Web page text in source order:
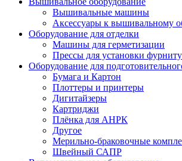
Вышивальные машины
Аксессуары к вышивальному
Оборудование для отделки
Машины для герметизации
Прессы для установки
Оборудование для
Бумага и Картон
Плоттеры и принтеры
Дигитайзеры
Картриджи
Плёнка для АНРК
Другое
Мерильно-браковочные
Швейный САПР